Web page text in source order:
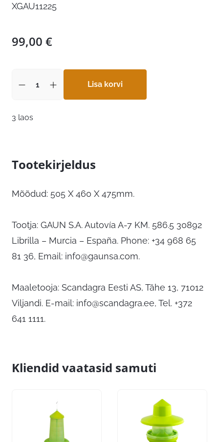
XGAU11225
99,00 €
Lisa korvi
3 laos
Tootekirjeldus
Mõõdud: 505 X 460 X 475mm.
Tootja: GAUN S.A. Autovía A-7 KM. 586.5 30892
Librilla – Murcia – España. Phone: +34 968 65
81 36, Email: info@gaunsa.com.
Maaletooja: Scandagra Eesti AS, Tähe 13, 71012
Viljandi. E-mail: info@scandagra.ee, Tel. +372
641 1111.
Kliendid vaatasid samuti